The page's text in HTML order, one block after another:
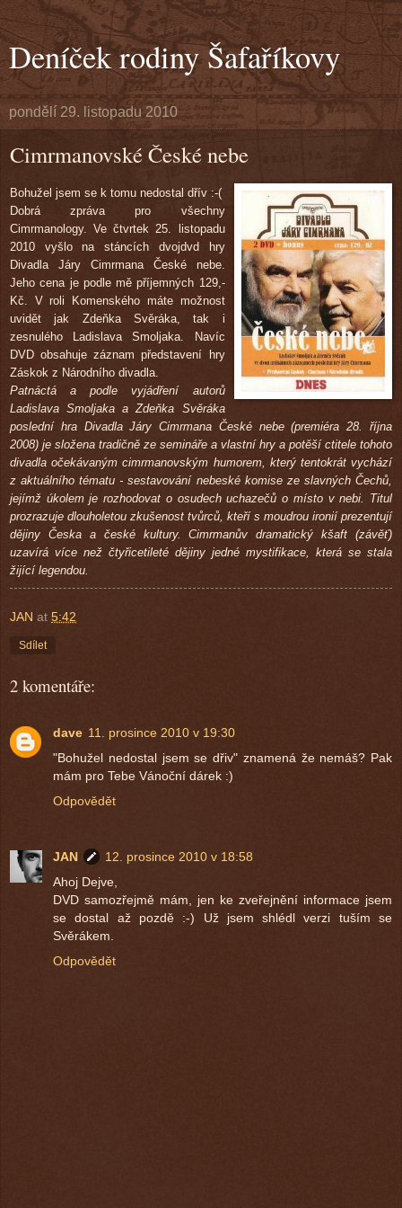
Deníček rodiny Šafaříkovy
pondělí 29. listopadu 2010
Cimrmanovské České nebe
Bohužel jsem se k tomu nedostal dřív :-(
Dobrá zpráva pro všechny
Cimrmanology. Ve čtvrtek 25. listopadu
2010 vyšlo na stáncích dvojdvd hry
Divadla Járy Cimrmana České nebe.
Jeho cena je podle mě příjemných 129,-
Kč. V roli Komenského máte možnost
uvidět jak Zdeňka Svěráka, tak i
zesnulého Ladislava Smoljaka. Navíc
DVD obsahuje záznam představení hry
Záskok z Národního divadla.
Patnáctá a podle vyjádření autorů
Ladislava Smoljaka a Zdeňka Svěráka
poslední hra Divadla Járy Cimrmana České nebe (premiéra 28. října
2008) je složena tradičně ze semináře a vlastní hry a potěší ctitele tohoto
divadla očekávaným cimrmanovským humorem, který tentokrát vychází
z aktuálního tématu - sestavování nebeské komise ze slavných Čechů,
jejímž úkolem je rozhodovat o osudech uchazečů o místo v nebi. Titul
prozrazuje dlouholetou zkušenost tvůrců, kteří s moudrou ironií prezentují
dějiny Česka a české kultury. Cimrmanův dramatický kšaft (závěť)
uzavírá více než čtyřicetileté dějiny jedné mystifikace, která se stala
žijící legendou.
JAN at 5:42
Sdílet
2 komentáře:
dave 11. prosince 2010 v 19:30
"Bohužel nedostal jsem se dřiv" znamená že nemáš? Pak
mám pro Tebe Vánoční dárek :)
Odpovědět
JAN
12. prosince 2010 v 18:58
Ahoj Dejve,
DVD samozřejmě mám, jen ke zveřejnění informace jsem
se dostal až pozdě :-) Už jsem shlédl verzi tuším se
Svěrákem.
Odpovědět